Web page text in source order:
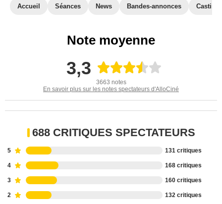
Accueil Séances News Bandes-annonces Casting
Note moyenne
3,3
3663 notes
En savoir plus sur les notes spectateurs d'AlloCiné
688 CRITIQUES SPECTATEURS
5 131 critiques
4 168 critiques
3 160 critiques
2 132 critiques